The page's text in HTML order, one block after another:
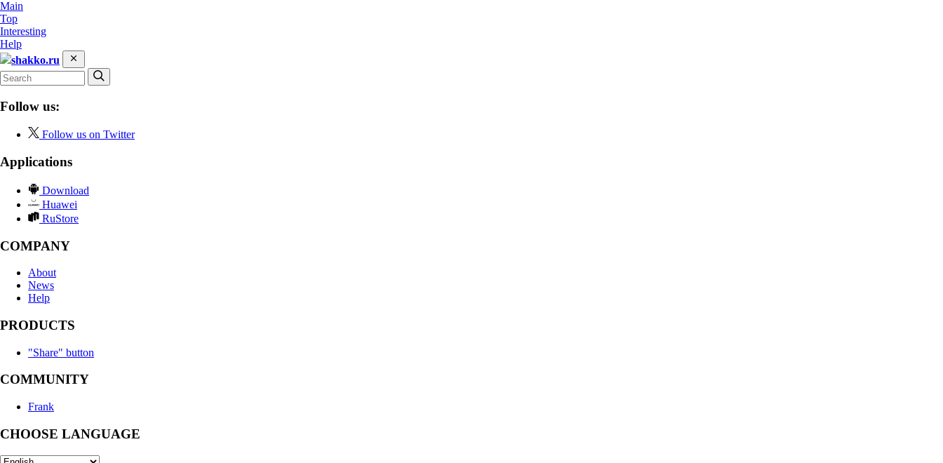
Main
Top
Interesting
Help
shakko.ru
Follow us:
Follow us on Twitter
Applications
Download
Huawei
RuStore
COMPANY
About
News
Help
PRODUCTS
"Share" button
COMMUNITY
Frank
CHOOSE LANGUAGE